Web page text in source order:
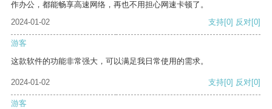
作办公，都能畅享高速网络，再也不用担心网速卡顿了。
2024-01-02
支持[0] 反对[0]
游客
这款软件的功能非常强大，可以满足我日常使用的需求。
2024-01-02 支持[0] 反对[0]
游客